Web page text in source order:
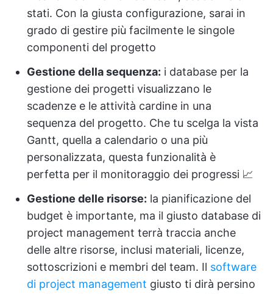
stati. Con la giusta configurazione, sarai in
grado di gestire più facilmente le singole
componenti del progetto
Gestione della sequenza: i database per la
gestione dei progetti visualizzano le
scadenze e le attività cardine in una
sequenza del progetto. Che tu scelga la vista
Gantt, quella a calendario o una più
personalizzata, questa funzionalità è
perfetta per il monitoraggio dei progressi 📈
Gestione delle risorse: la pianificazione del
budget è importante, ma il giusto database di
project management terrà traccia anche
delle altre risorse, inclusi materiali, licenze,
sottoscrizioni e membri del team. Il software
di project management giusto ti dirà persino